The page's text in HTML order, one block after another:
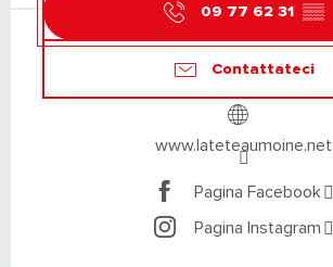
09 77 62 31 ▒▒
Contattateci
www.lateteaumoine.net
Pagina Facebook
Pagina Instagram